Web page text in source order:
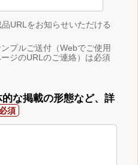
URLをお知らせいただける
プルご送付（Webでご使用
ジのURLのご連絡）は必須
な掲載の形態など、詳